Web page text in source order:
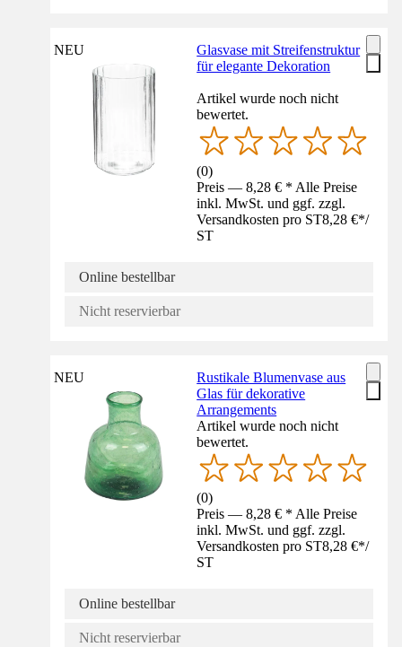
NEU
Glasvase mit Streifenstruktur
für elegante Dekoration
Artikel wurde noch nicht
bewertet.
(0)
Preis — 8,28 € * Alle Preise
inkl. MwSt. und ggf. zzgl.
Versandkosten pro ST8,28 €*/
ST
Online bestellbar
Nicht reservierbar
NEU
Rustikale Blumenvase aus
Glas für dekorative
Arrangements
Artikel wurde noch nicht
bewertet.
(0)
Preis — 8,28 € * Alle Preise
inkl. MwSt. und ggf. zzgl.
Versandkosten pro ST8,28 €*/
ST
Online bestellbar
Nicht reservierbar